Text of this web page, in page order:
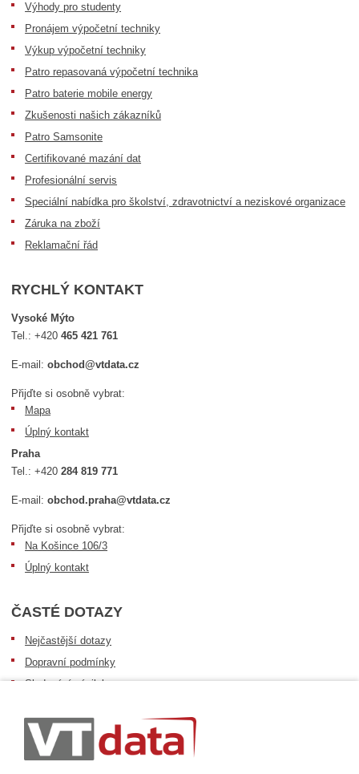
Výhody pro studenty
Pronájem výpočetní techniky
Výkup výpočetní techniky
Patro repasovaná výpočetní technika
Patro baterie mobile energy
Zkušenosti našich zákazníků
Patro Samsonite
Certifikované mazání dat
Profesionální servis
Speciální nabídka pro školství, zdravotnictví a neziskové organizace
Záruka na zboží
Reklamační řád
RYCHLÝ KONTAKT
Vysoké Mýto
Tel.:+420465 421 761
E-mail:obchod@vtdata.cz
Přijďte si osobně vybrat:
Mapa
Úplný kontakt
Praha
Tel.:+420284 819 771
E-mail:obchod.praha@vtdata.cz
Přijďte si osobně vybrat:
Na Košince 106/3
Úplný kontakt
ČASTÉ DOTAZY
Nejčastější dotazy
Dopravní podmínky
Sledování zásilek
Informace k dostupnosti zboží
Obecné informace